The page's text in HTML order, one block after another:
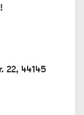
22, 44145